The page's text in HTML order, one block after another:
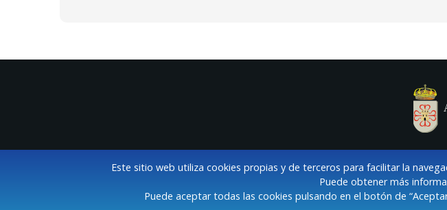
Este sitio web utiliza cookies propias y de terceros para facilitar la
Puede obtener más
Puede aceptar todas las cookies pulsando en el botón de